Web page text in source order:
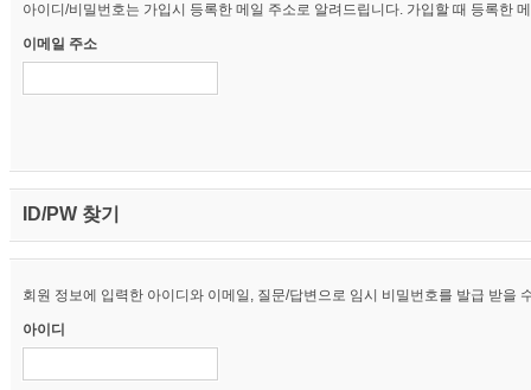
아이디/비밀번호는 가입시 등록한 메일 주소로 알려드립니다. 가입할 때 등록한
이메일 주소
ID/PW 찾기
회원 정보에 입력한 아이디와 이메일, 질문/답변으로 임시 비밀번호를 발급 받을
아이디